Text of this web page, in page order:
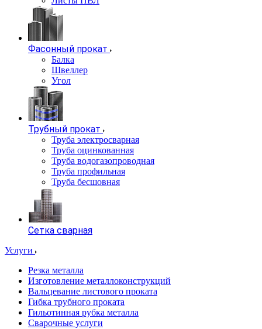
Фасонный прокат
Балка
Швеллер
Угол
Трубный прокат
Труба электросварная
Труба оцинкованная
Труба водогазопроводная
Труба профильная
Труба бесшовная
Сетка сварная
Услуги
Резка металла
Изготовление металлоконструкций
Вальцевание листового проката
Гибка трубного проката
Гильотинная рубка металла
Сварочные услуги